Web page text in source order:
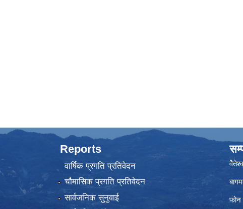
Reports
वार्षिक प्रगति प्रतिवेदन
चौमासिक प्रगति प्रतिवेदन
सार्वजनिक सुनुवाई